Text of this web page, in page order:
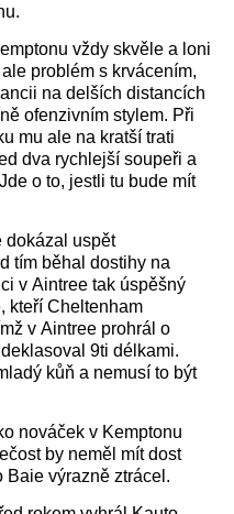
vždy skvěle a loni
problém s krvácením,
na delších distancích
ofenzivním stylem. Při
mu ale na kratší trati
dva rychlejší soupeři a
o to, jestli tu bude mít
dokázal uspět
tím běhal dostihy na
v Aintree tak úspěšný
kteří Cheltenham
v Aintree prohrál o
9ti délkami.
kůň a nemusí to být
nováček v Kemptonu
by neměl mít dost
Baie výrazně ztrácel.